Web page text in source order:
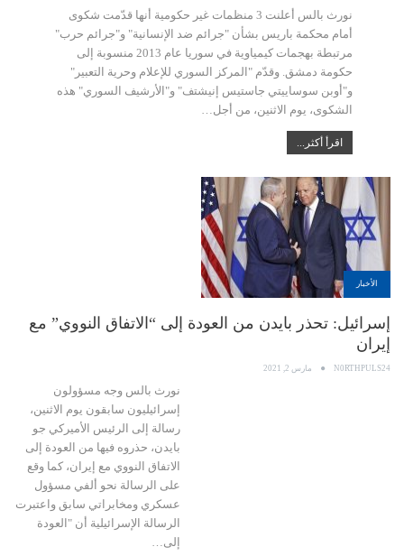
نورث بالس أعلنت 3 منظمات غير حكومية أنها قدّمت شكوى
أمام محكمة باريس بشأن "جرائم ضد الإنسانية" و"جرائم حرب"
مرتبطة بهجمات كيمياوية في سوريا عام 2013 منسوبة إلى
حكومة دمشق. وقدّم "المركز السوري للإعلام وحرية التعبير"
و"أوبن سوساييتي جاستيس إنيشتف" و"الأرشيف السوري" هذه
الشكوى، يوم الاثنين، من أجل…
اقرأ أكثر...
الأخبار
إسرائيل: تحذر بايدن من العودة إلى “الاتفاق النووي” مع
إيران
N0RTHPULS24 مارس 2, 2021
نورث بالس وجه مسؤولون
إسرائيليون سابقون يوم الاثنين،
رسالة إلى الرئيس الأميركي جو
بايدن، حذروه فيها من العودة إلى
الاتفاق النووي مع إيران، كما وقع
على الرسالة نحو ألفي مسؤول
عسكري ومخابراتي سابق واعتبرت
الرسالة الإسرائيلية أن "العودة
إلى…